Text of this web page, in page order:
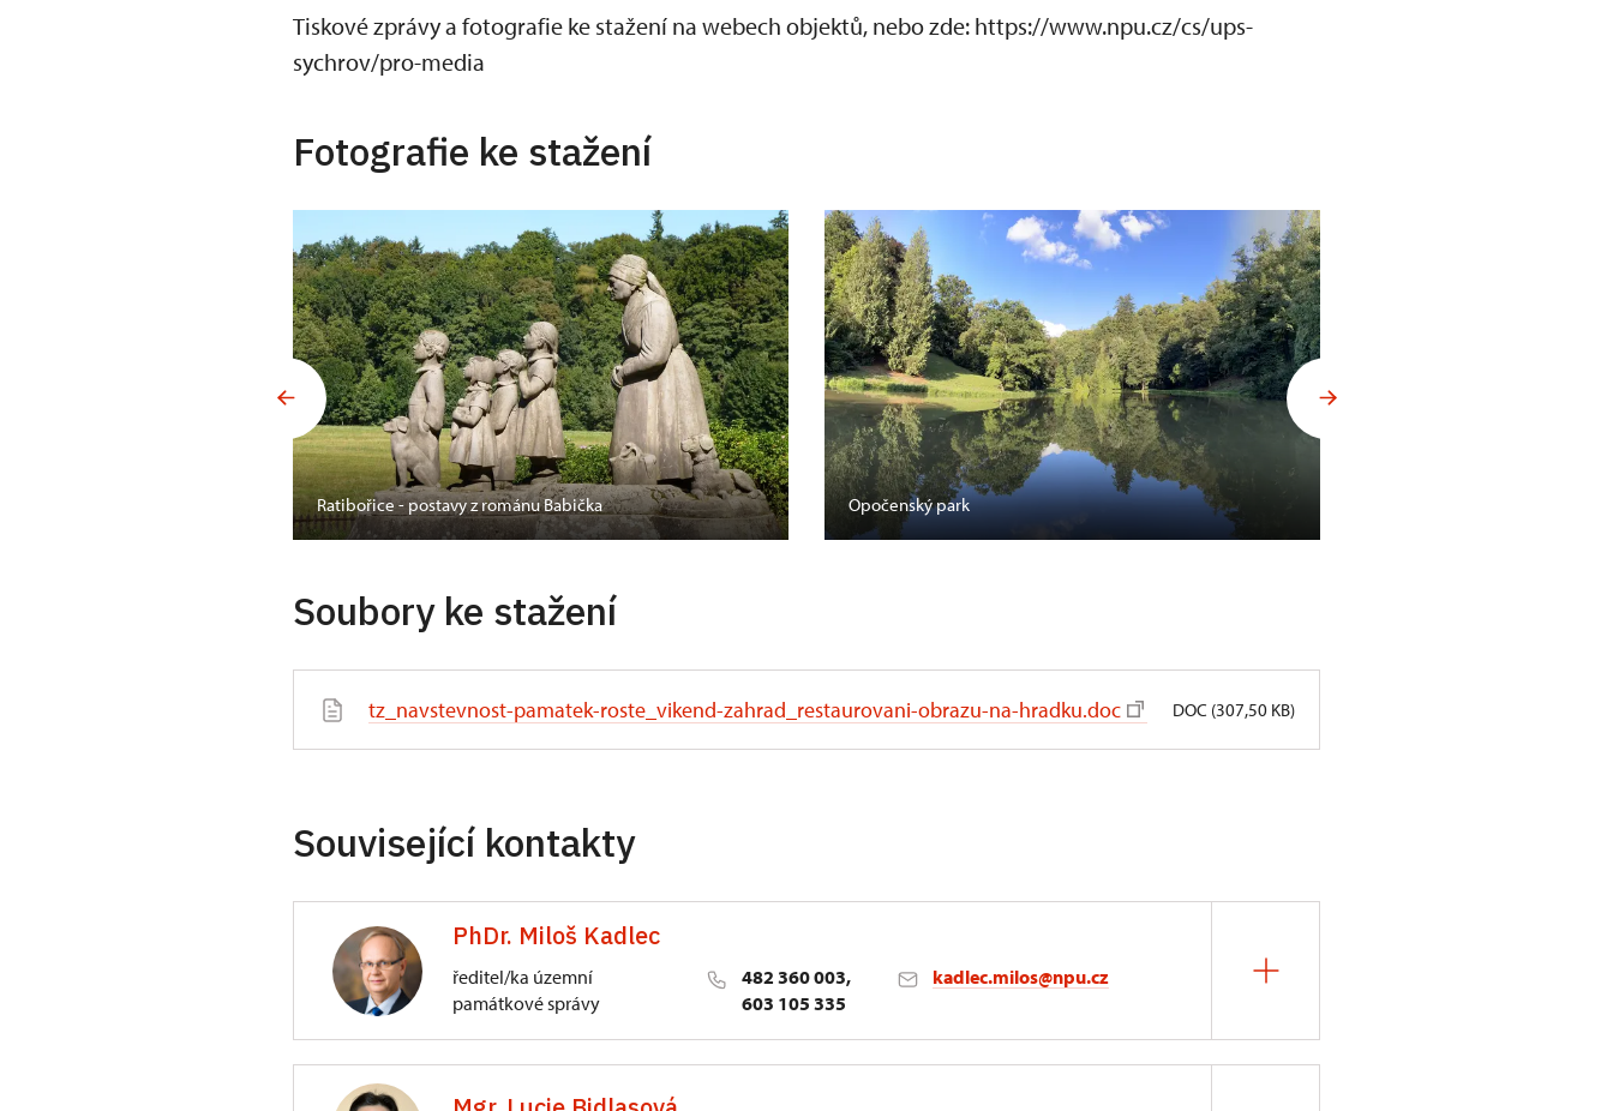
Tiskové zprávy a fotografie ke stažení na webech objektů, nebo zde: https://www.npu.cz/cs/ups-
sychrov/pro-media
Fotografie ke stažení
Ratibořice - postavy z románu Babička Opočenský park
Soubory ke stažení
tz_navstevnost-pamatek-roste_vikend-zahrad_restaurovani-obrazu-na-hradku.doc DOC (307,50 KB)
Související kontakty
PhDr. Miloš Kadlec
ředitel/ka územní
památkové správy
482 360 003,
603 105 335
kadlec.milos@npu.cz
3/, Sychrov 3